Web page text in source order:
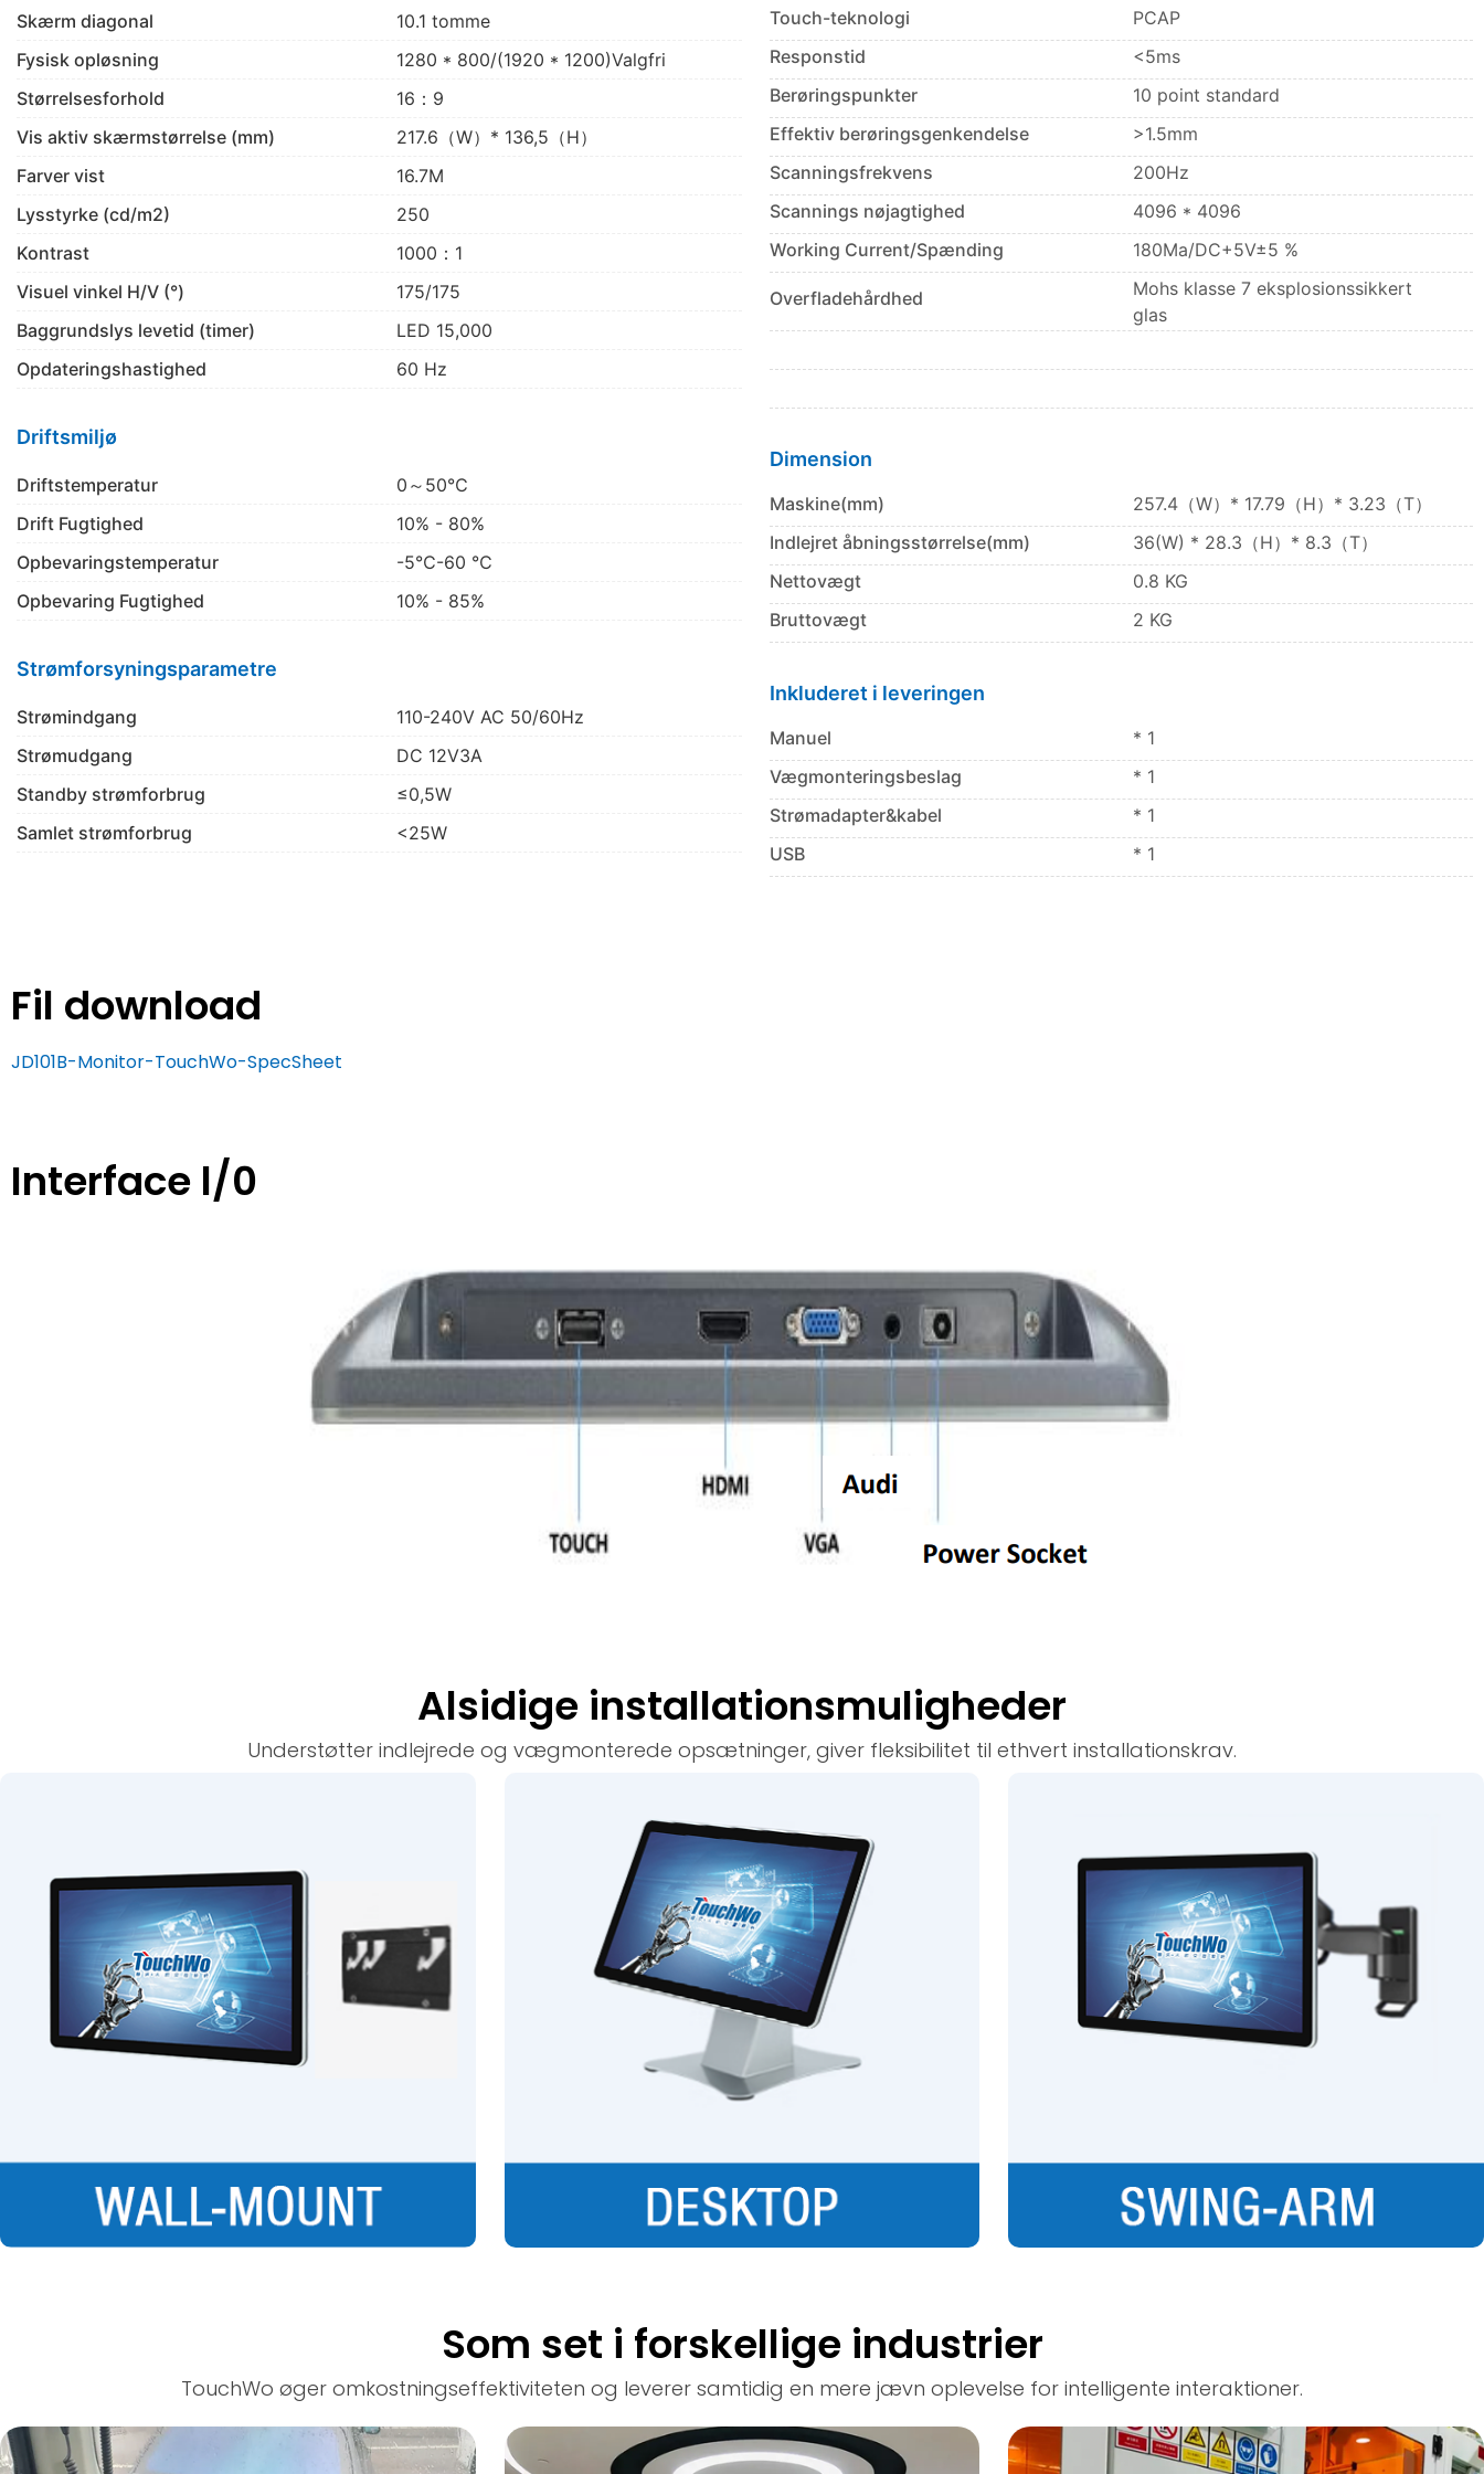
Skærm diagonal
10.1 tomme
Fysisk opløsning
1280 * 800/(1920 * 1200)Valgfri
Størrelsesforhold
16：9
Vis aktiv skærmstørrelse (mm)
217.6（W）* 136,5（H）
Farver vist
16.7M
Lysstyrke (cd/m2)
250
Kontrast
1000：1
Visuel vinkel H/V (°)
175/175
Baggrundslys levetid (timer)
LED 15,000
Opdateringshastighed
60 Hz
Driftsmiljø
Driftstemperatur
0～50℃
Drift Fugtighed
10% - 80%
Opbevaringstemperatur
-5℃-60 ℃
Opbevaring Fugtighed
10% - 85%
Strømforsyningsparametre
Strømindgang
110-240V AC 50/60Hz
Strømudgang
DC 12V3A
Standby strømforbrug
≤0,5W
Samlet strømforbrug
<25W
Touch-teknologi
PCAP
Responstid
<5ms
Berøringspunkter
10 point standard
Effektiv berøringsgenkendelse
>1.5mm
Scanningsfrekvens
200Hz
Scannings nøjagtighed
4096 * 4096
Working Current/Spænding
180Ma/DC+5V±5 %
Overfladehårdhed
Mohs klasse 7 eksplosionssikkert
glas
Dimension
Maskine(mm)
257.4（W）* 17.79（H）* 3.23（T）
Indlejret åbningsstørrelse(mm)
36(W) * 28.3（H）* 8.3（T）
Nettovægt
0.8 KG
Bruttovægt
2 KG
Inkluderet i leveringen
Manuel
* 1
Vægmonteringsbeslag
* 1
Strømadapter&kabel
* 1
USB
* 1
Fil download
JD101B-Monitor-TouchWo-SpecSheet
Interface l/0
Alsidige installationsmuligheder
Understøtter indlejrede og vægmonterede opsætninger, giver fleksibilitet til ethvert installationskrav.
Som set i forskellige industrier
TouchWo øger omkostningseffektiviteten og leverer samtidig en mere jævn oplevelse for intelligente interaktioner.